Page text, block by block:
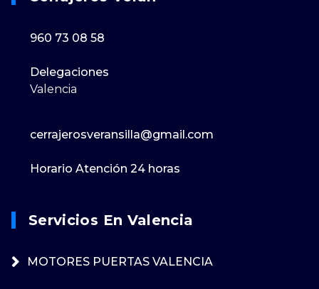
960 73 08 58
Delegaciones
Valencia
cerrajerosveransilla@gmail.com
Horario Atención 24 horas
Servicios En Valencia
MOTORES PUERTAS VALENCIA